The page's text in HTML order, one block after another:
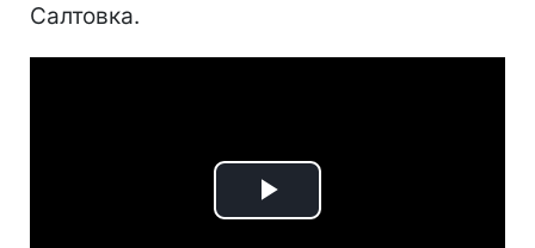
Салтовка.
Play